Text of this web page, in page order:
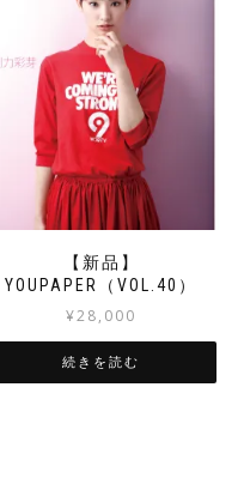
【新品】
YOUPAPER（VOL.40）
¥28,000
続きを読む